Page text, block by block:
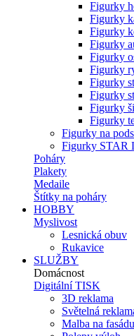
Figurky
Figurky
Figurky
Figurky
Figurky
Figurky
Figurky
Figurky
Figurky
Figurky
Figurky na
Figurky STAR
Poháry
Plakety
Medaile
Štítky na poháry
HOBBY
Myslivost
Lesnická obuv
Rukavice
SLUŽBY
Domácnost
Digitální TISK
3D reklama
Světelná
Malba na fasádu